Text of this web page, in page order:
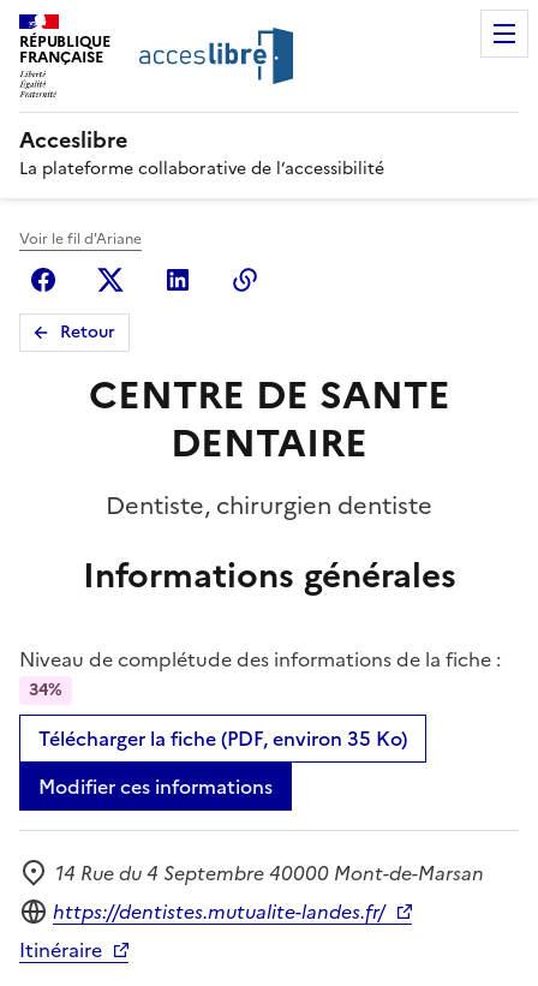
RÉPUBLIQUE
FRANÇAISE
Acceslibre
La plateforme collaborative de l’accessibilité
Voir le fil d'Ariane
FacebookX (anciennement Twitter)
Linkedin
Retour
CENTRE DE SANTE
DENTAIRE
Dentiste, chirurgien dentiste
Informations générales
Niveau de complétude des informations de la fiche :
34%
Télécharger la fiche (PDF, environ 35 Ko)
Modifier ces informations
Adresse
14 Rue du 4 Septembre 40000 Mont-de-Marsan
Site internet
https://dentistes.mutualite-landes.fr/
Itinéraire